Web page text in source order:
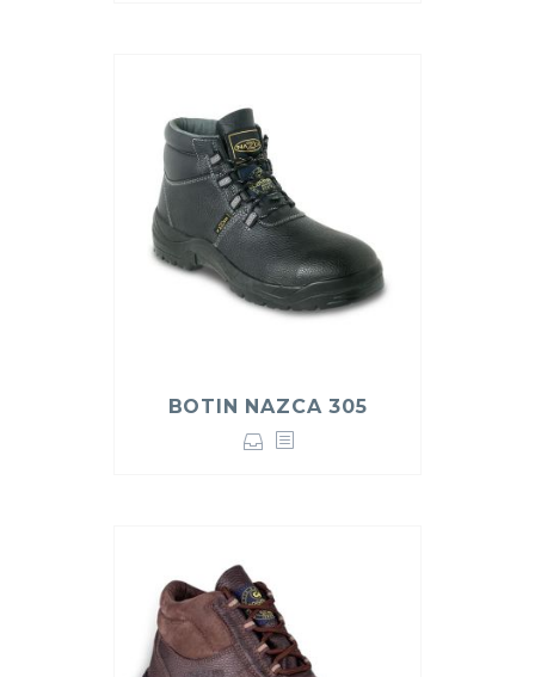
BOTIN NAZCA 305